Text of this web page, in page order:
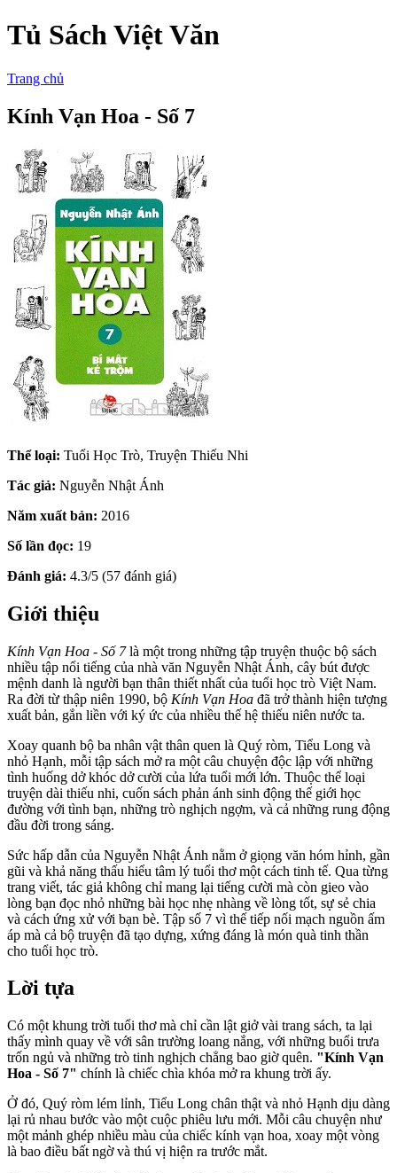
Tủ Sách Việt Văn
Trang chủ
Kính Vạn Hoa - Số 7
Thể loại: Tuổi Học Trò, Truyện Thiếu Nhi
Tác giả: Nguyễn Nhật Ánh
Năm xuất bản: 2016
Số lần đọc: 19
Đánh giá: 4.3/5 (57 đánh giá)
Giới thiệu
Kính Vạn Hoa - Số 7là một trong những tập truyện thuộc bộ sách
nhiều tập nổi tiếng của nhà văn Nguyễn Nhật Ánh, cây bút được
mệnh danh là người bạn thân thiết nhất của tuổi học trò Việt Nam.
Ra đời từ thập niên 1990, bộ Kính Vạn Hoa đã trở thành hiện tượng
xuất bản, gắn liền với ký ức của nhiều thế hệ thiếu niên nước ta.
Xoay quanh bộ ba nhân vật thân quen là Quý ròm, Tiểu Long và
nhỏ Hạnh, mỗi tập sách mở ra một câu chuyện độc lập với những
tình huống dở khóc dở cười của lứa tuổi mới lớn. Thuộc thể loại
truyện dài thiếu nhi, cuốn sách phản ánh sinh động thế giới học
đường với tình bạn, những trò nghịch ngợm, và cả những rung động
đầu đời trong sáng.
Sức hấp dẫn của Nguyễn Nhật Ánh nằm ở giọng văn hóm hỉnh, gần
gũi và khả năng thấu hiểu tâm lý tuổi thơ một cách tinh tế. Qua từng
trang viết, tác giả không chỉ mang lại tiếng cười mà còn gieo vào
lòng bạn đọc nhỏ những bài học nhẹ nhàng về lòng tốt, sự sẻ chia
và cách ứng xử với bạn bè. Tập số 7 vì thế tiếp nối mạch nguồn ấm
áp mà cả bộ truyện đã tạo dựng, xứng đáng là món quà tinh thần
cho tuổi học trò.
Lời tựa
Có một khung trời tuổi thơ mà chỉ cần lật giở vài trang sách, ta lại
thấy mình quay về với sân trường loang nắng, với những buổi trưa
trốn ngủ và những trò tinh nghịch chẳng bao giờ quên. "Kính Vạn
Hoa - Số 7" chính là chiếc chìa khóa mở ra khung trời ấy.
Ở đó, Quý ròm lém lỉnh, Tiểu Long chân thật và nhỏ Hạnh dịu dàng
lại rủ nhau bước vào một cuộc phiêu lưu mới. Mỗi câu chuyện như
một mảnh ghép nhiều màu của chiếc kính vạn hoa, xoay một vòng
là bao điều bất ngờ và thú vị hiện ra trước mắt.